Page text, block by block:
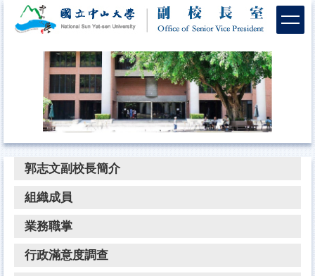
到
郭志文副校長簡介
組織成員
業務職掌
行政滿意度調查